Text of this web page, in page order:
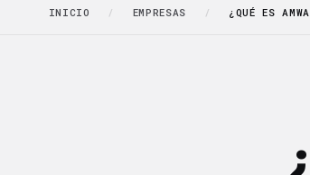
INICIO / EMPRESAS / ¿QUÉ ES